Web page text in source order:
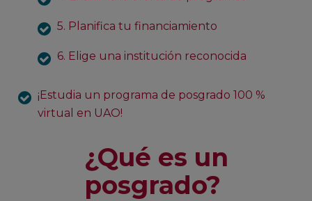
5. Planifica tu financiamiento
6. Elige una institución reconocida
¡Estudia un programa de posgrado 100 %
virtual en UAO!
¿Qué es un
posgrado?